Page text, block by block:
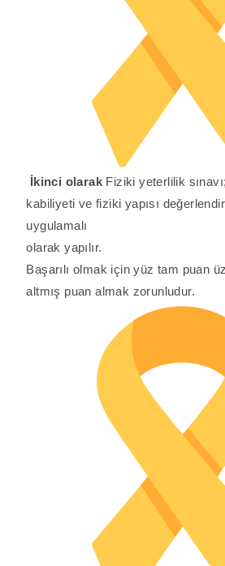
İkinci olarak Fiziki yeterlilik
kabiliyeti ve fiziki yapısı
uygulamalı
olarak yapılır.
Başarılı olmak için yüz tam puan
altmış puan almak zorunludur.